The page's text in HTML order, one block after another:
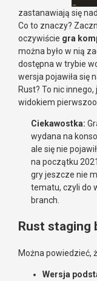
zastanawiają się
Co to znaczy?
oczywiście gra
można było w nią
dostępna w trybie
wersja pojawiła się
Rust? To nic
widokiem
Ciekawostka:
wydana na
ale się nie
na początku
gry jeszcze nie
tematu, czyli do
branch.
Rust staging
Można powiedzieć,
Wersja